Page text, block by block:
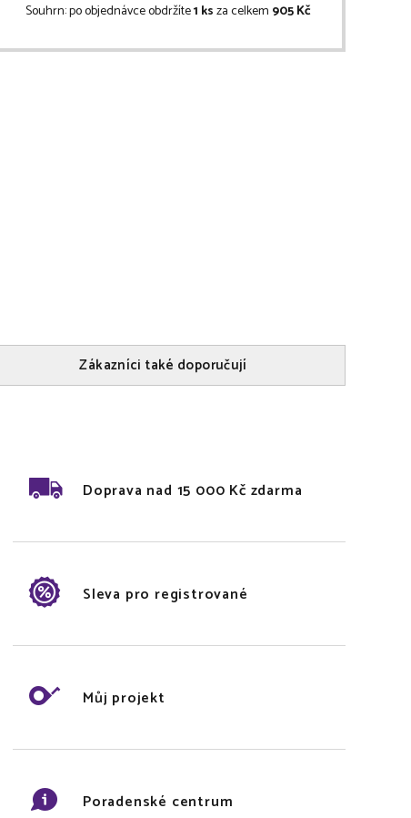
Souhrn:po objednávce obdržíte1 ksza celkem 905 Kč
Zákazníci také doporučují
Doprava nad 15 000 Kč zdarma
Sleva pro registrované
Můj projekt
Poradenské centrum